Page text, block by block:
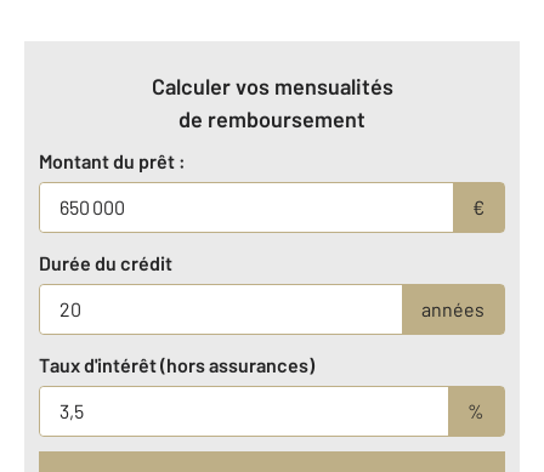
Calculer vos mensualités
de remboursement
Montant du prêt :
€
Durée du crédit
années
Taux d'intérêt (hors assurances)
%